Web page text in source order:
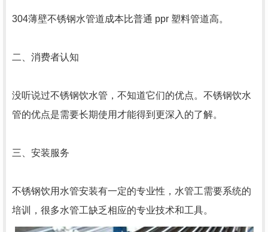
304薄壁不锈钢水管道成本比普通 ppr 塑料管道高。
二、消费者认知
没听说过不锈钢饮水管，不知道它们的优点。不锈钢饮水
管的优点是需要长期使用才能得到更深入的了解。
三、安装服务
不锈钢饮用水管安装有一定的专业性，水管工需要系统的
培训，很多水管工缺乏相应的专业技术和工具。